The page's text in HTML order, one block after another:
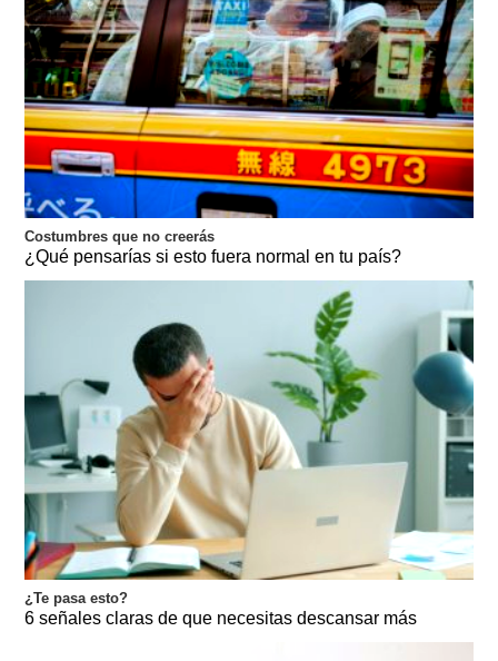
Costumbres que no creerás
¿Qué pensarías si esto fuera normal en tu país?
¿Te pasa esto?
6 señales claras de que necesitas descansar más